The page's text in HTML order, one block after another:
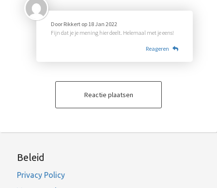
Door Rikkert op 18 Jan 2022
Fijn dat je je mening hier deelt. Helemaal met je eens!
Reageren
Reactie plaatsen
Beleid
Privacy Policy